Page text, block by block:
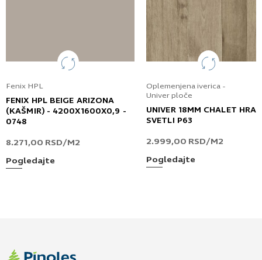
Fenix HPL
FENIX HPL BEIGE ARIZONA
(KAŠMIR) - 4200X1600X0,9 -
0748
8.271,00 RSD/M2
Pogledajte
Oplemenjena iverica -
Univer ploče
UNIVER 18MM CHALET
SVETLI P63
2.999,00 RSD/M2
Pogledajte